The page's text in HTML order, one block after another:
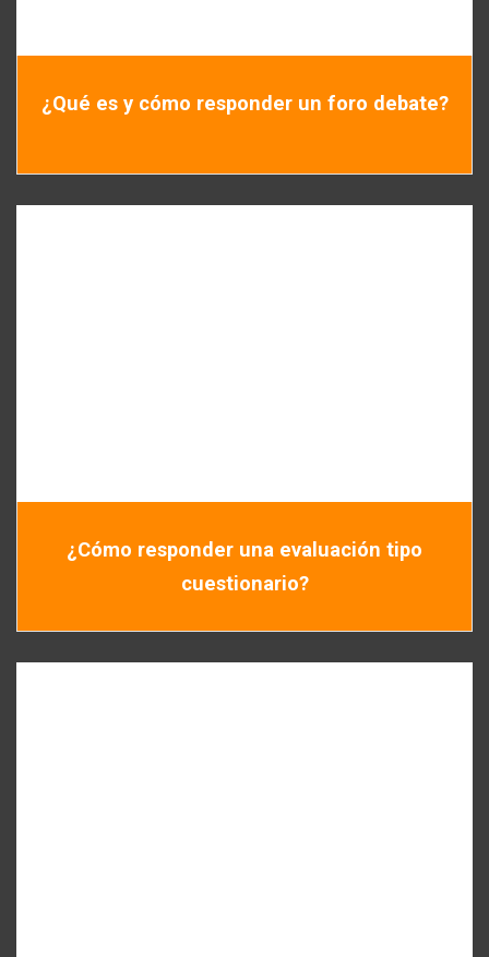
¿Qué es y cómo responder un foro debate?
¿Cómo responder una evaluación tipo
cuestionario?